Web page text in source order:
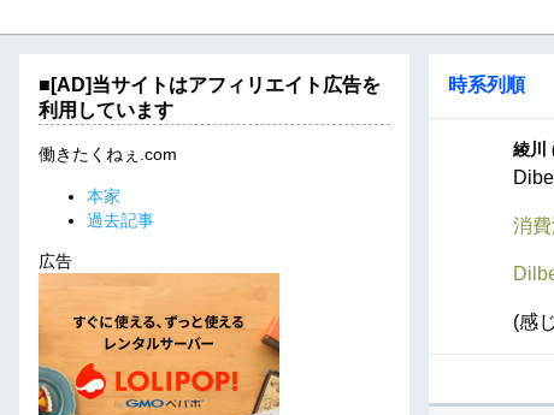
時系列順
綾川
消
(感
■[AD]当サイトはアフィリエイト広告を
利用しています
働きたくねぇ.com
本家
過去記事
広告